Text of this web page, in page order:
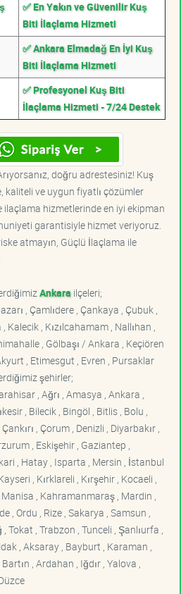
✅ En Yakın ve Güvenilir Kuş
Biti İlaçlama Hizmeti
✅ Ankara Elmadağ En İyi Kuş
Biti İlaçlama Hizmeti
✅ Profesyonel Kuş Biti
İlaçlama Hizmeti - 7/24 Destek
doğru adrestesiniz! Kuş
kaliteli ve uygun fiyatlı çözümler
hizmetlerinde en iyi ekipman
garantisiyle hizmet veriyoruz.
atmayın, Güçlü İlaçlama ile
Ankara ilçeleri;
, Çamlıdere , Çankaya , Çubuk ,
, Kızılcahamam , Nallıhan ,
, Gölbaşı / Ankara , Keçiören
, Etimesgut , Evren , Pursaklar
şehirler;
, Ağrı , Amasya , Ankara ,
, Bilecik , Bingöl , Bitlis , Bolu ,
, Çorum , Denizli , Diyarbakır ,
, Eskişehir , Gaziantep ,
, Hatay , Isparta , Mersin , İstanbul
, Kırklareli , Kırşehir , Kocaeli ,
, Kahramanmaraş , Mardin ,
, Ordu , Rize , Sakarya , Samsun ,
Tokat , Trabzon , Tunceli , Şanlıurfa ,
, Aksaray , Bayburt , Karaman ,
, Ardahan , Iğdır , Yalova ,